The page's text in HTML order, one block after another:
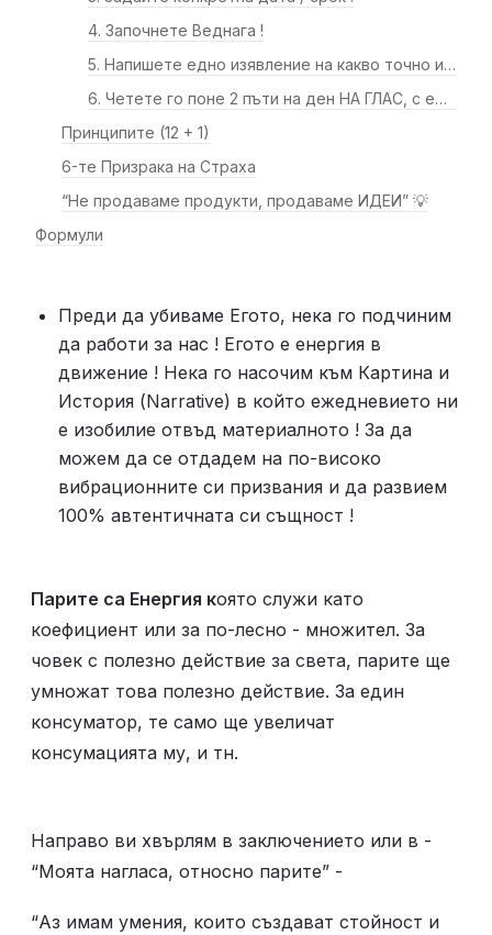
4. Започнете Веднага !
5. Напишете едно изявление на какво точно искате и точните стъпки които в този миг знаете че ще ви отведат там !
6. Четете го поне 2 пъти на ден НА ГЛАС, с емоции, с чувство !
Принципите (12 + 1)
6-те Призрака на Страха
“Не продаваме продукти, продаваме ИДЕИ” 💡
Формули
Преди да убиваме Егото, нека го подчиним
да работи за нас ! Егото е енергия в
движение ! Нека го насочим към Картина и
История (Narrative) в който ежедневието ни
е изобилие отвъд материалното ! За да
можем да се отдадем на по-високо
вибрационните си призвания и да развием
100% автентичната си същност !
Парите са Енергия която служи като
коефициент или за по-лесно - множител. За
човек с полезно действие за света, парите ще
умножат това полезно действие. За един
консуматор, те само ще увеличат
консумацията му, и тн.
Направо ви хвърлям в заключението или в -
“Моята нагласа, относно парите” -
“Аз имам умения, които създават стойност и